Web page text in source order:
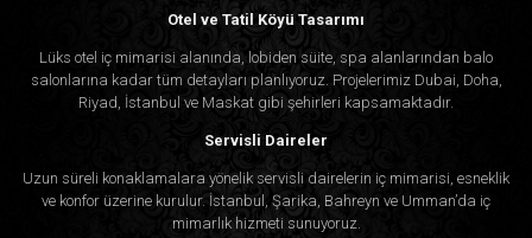
Otel ve Tatil Köyü Tasarımı
Lüks otel iç mimarisi alanında, lobiden süite, spa alanlarından balo
salonlarına kadar tüm detayları planlıyoruz. Projelerimiz Dubai, Doha,
Riyad, İstanbul ve Maskat gibi şehirleri kapsamaktadır.
Servisli Daireler
Uzun süreli konaklamalara yönelik servisli dairelerin iç mimarisi, esneklik
ve konfor üzerine kurulur. İstanbul, Şarika, Bahreyn ve Umman’da iç
mimarlık hizmeti sunuyoruz.